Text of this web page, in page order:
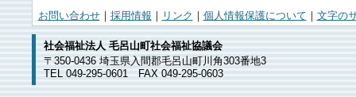
お問い合わせ｜ 採用情報 ｜ リンク ｜ 個人情報保護について ｜ 文字の
社会福祉法人 毛呂山町社会福祉協議会
〒350-0436 埼玉県入間郡毛呂山町川角303番地3
TEL 049-295-0601 FAX 049-295-0603